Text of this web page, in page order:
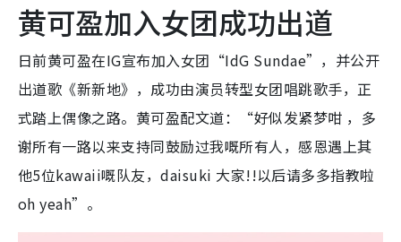
黄可盈加入女团成功出道
日前黄可盈在IG宣布加入女团“IdG Sundae”，并公开
出道歌《新新地》，成功由演员转型女团唱跳歌手，正
式踏上偶像之路。黄可盈配文道：“好似发紧梦咁 ，多
谢所有一路以来支持同鼓励过我嘅所有人，感恩遇上其
他5位kawaii嘅队友，daisuki 大家!!以后请多多指教啦
oh yeah”。